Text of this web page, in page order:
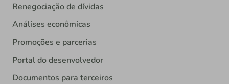
Renegociação de dívidas
Análises econômicas
Promoções e parcerias
Portal do desenvolvedor
Documentos para terceiros